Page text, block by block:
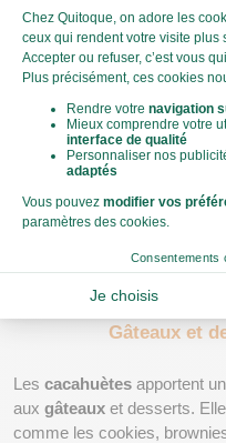
graves, voire dangereux.
De plus, la consommation
chez les jeunes enfants afin
d’étouffement. Les
cacahuètes sont riches en
Idées de
Gâteaux et
Les cacahuètes apportent
aux gâteaux et desserts.
comme les cookies,